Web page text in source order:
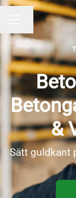
KARRIÄRMENY
Dela sidan
&
Sätt guldkant